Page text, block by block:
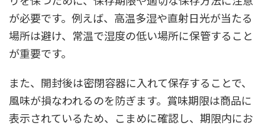
が必要です。例えば、高温多湿や直射日光が当たる
場所は避け、常温で湿度の低い場所に保管すること
が重要です。
また、開封後は密閉容器に入れて保存することで、
風味が損なわれるのを防ぎます。賞味期限は商品に
表示されているため、こまめに確認し、期限内にお